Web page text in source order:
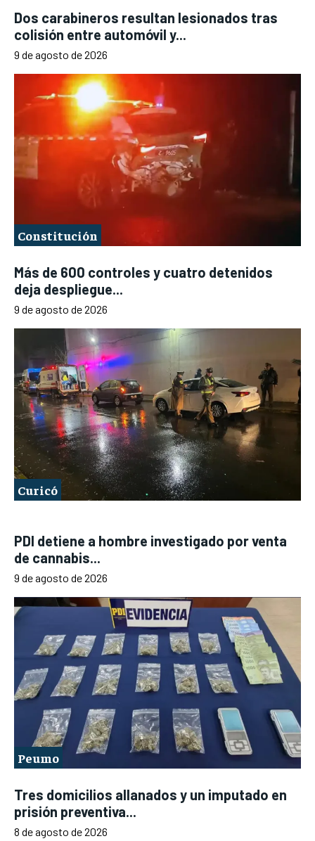
Dos carabineros resultan lesionados tras
colisión entre automóvil y...
9 de agosto de 2026
Constitución
Más de 600 controles y cuatro detenidos
deja despliegue...
9 de agosto de 2026
Curicó
PDI detiene a hombre investigado por venta
de cannabis...
9 de agosto de 2026
Peumo
Tres domicilios allanados y un imputado en
prisión preventiva...
8 de agosto de 2026